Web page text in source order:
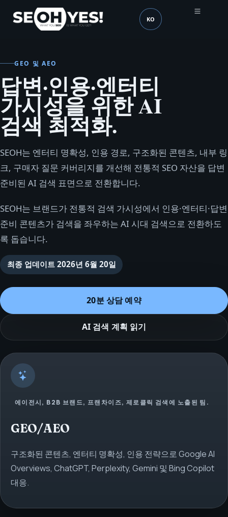
SEOH 언어 (mobile header)
KO
GEO 및 AEO
답변·인용·엔터티
가시성을 위한 AI
검색 최적화.
SEOH는 엔터티 명확성, 인용 경로, 구조화된 콘텐츠, 내부 링
크, 구매자 질문 커버리지를 개선해 전통적 SEO 자산을 답변
준비된 AI 검색 표면으로 전환합니다.
SEOH는 브랜드가 전통적 검색 가시성에서 인용·엔터티·답변
준비 콘텐츠가 검색을 좌우하는 AI 시대 검색으로 전환하도
록 돕습니다.
최종 업데이트 2026년 6월 20일
20분 상담 예약
AI 검색 계획 읽기
에이전시, B2B 브랜드, 프랜차이즈, 제로클릭 검색에 노출된 팀.
GEO/AEO
구조화된 콘텐츠, 엔터티 명확성, 인용 전략으로 Google AI
Overviews, ChatGPT, Perplexity, Gemini 및 Bing Copilot
대응.